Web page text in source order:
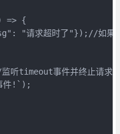
=> {
"请求超时了"});//如果
timeout事件并终止请求
!`);